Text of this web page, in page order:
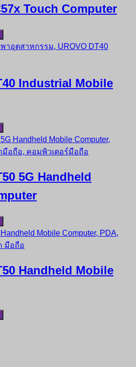
Touch Computer
Industrial Mobile
5G Handheld
Handheld Mobile